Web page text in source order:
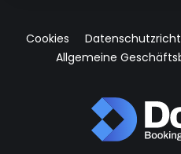
Cookies
Allgemeine